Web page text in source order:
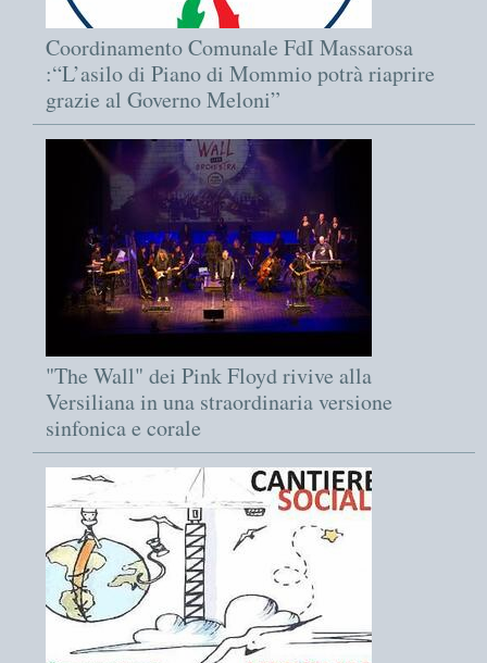
Coordinamento Comunale FdI Massarosa
:“L’asilo di Piano di Mommio potrà riaprire
grazie al Governo Meloni”
"The Wall" dei Pink Floyd rivive alla
Versiliana in una straordinaria versione
sinfonica e corale